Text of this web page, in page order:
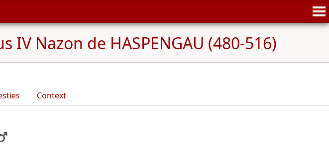
IV Nazon de HASPENGAU (480-516)
Context